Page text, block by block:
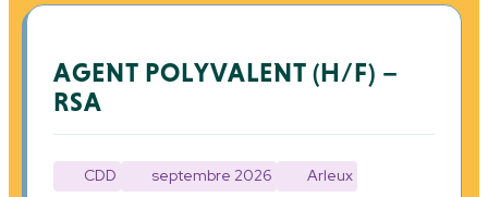
AGENT POLYVALENT (H/F) –
RSA
CDD septembre 2026 Arleux